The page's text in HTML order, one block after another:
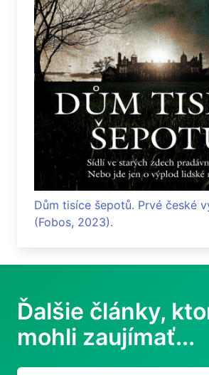
Dům tisíce šepotů. Prvé české
(Fobos, 2023).
Ďalšie články,
mohli zaujímať...